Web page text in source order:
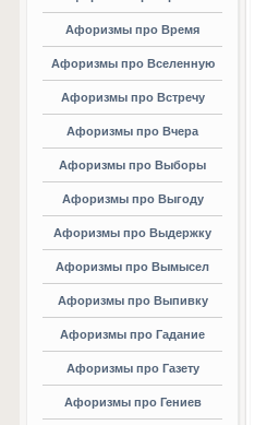
Афоризмы про Время
Афоризмы про Вселенную
Афоризмы про Встречу
Афоризмы про Вчера
Афоризмы про Выборы
Афоризмы про Выгоду
Афоризмы про Выдержку
Афоризмы про Вымысел
Афоризмы про Выпивку
Афоризмы про Гадание
Афоризмы про Газету
Афоризмы про Гениев